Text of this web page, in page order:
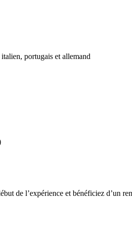
portugais et allemand
de l’expérience et bénéficiez d’un